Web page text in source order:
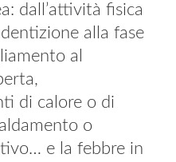
dall’attività fisica
alla fase
al
di calore o di
o
e la febbre in